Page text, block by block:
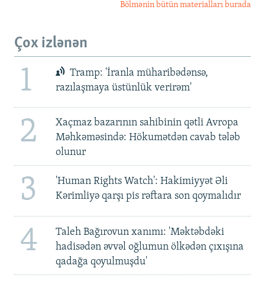
Bölmənin bütün materialları burada
Çox izlənən
1
Tramp: 'İranla müharibədənsə,
razılaşmaya üstünlük verirəm'
2
Xaçmaz bazarının sahibinin qətli Avropa
Məhkəməsində: Hökumətdən cavab tələb
olunur
3
'Human Rights Watch': Hakimiyyət Əli
Kərimliyə qarşı pis rəftara son qoymalıdır
4
Taleh Bağırovun xanımı: 'Məktəbdəki
hadisədən əvvəl oğlumun ölkədən çıxışına
qadağa qoyulmuşdu'